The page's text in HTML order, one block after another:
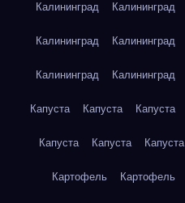
Калининград Калининград
Калининград Калининград
Калининград Калининград
Капуста Капуста Капуста
Капуста Капуста Капуста
Картофель Картофель